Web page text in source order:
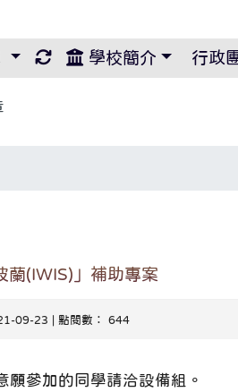
重新取得佈景設定
學校簡介 行政
蘭(IWIS)」補助專案
09-23 | 點閱數： 644
的同學請洽設備組。